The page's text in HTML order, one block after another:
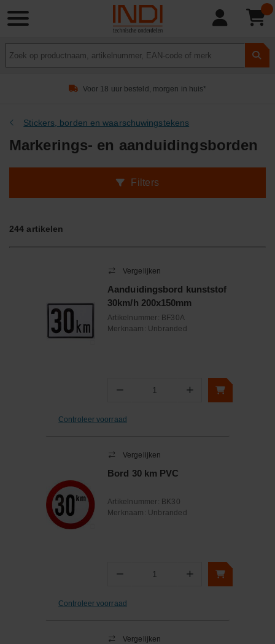
Voor 18 uur besteld, morgen in huis*
Stickers, borden en waarschuwingstekens
Markerings- en aanduidingsborden
Filters
244 artikelen
Vergelijken
Aanduidingsbord kunststof
30km/h 200x150mm
Artikelnummer: BF30A
Merknaam: Unbranded
− Aantal +
Controleer voorraad
Vergelijken
Bord 30 km PVC
Artikelnummer: BK30
Merknaam: Unbranded
− Aantal +
Controleer voorraad
Vergelijken